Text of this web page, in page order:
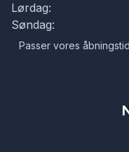
Lørdag:
Søndag:
Passer vores